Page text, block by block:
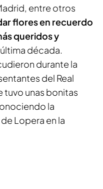
entre otros
flores en recuerdo
queridos y
década.
durante la
del Real
tuvo unas bonitas
la
Lopera en la